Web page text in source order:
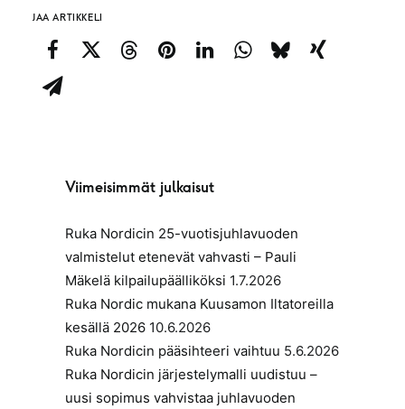
JAA ARTIKKELI
Viimeisimmät julkaisut
Ruka Nordicin 25-vuotisjuhlavuoden
valmistelut etenevät vahvasti – Pauli
Mäkelä kilpailupäälliköksi 1.7.2026
Ruka Nordic mukana Kuusamon Iltatoreilla
kesällä 2026 10.6.2026
Ruka Nordicin pääsihteeri vaihtuu 5.6.2026
Ruka Nordicin järjestelymalli uudistuu –
uusi sopimus vahvistaa juhlavuoden